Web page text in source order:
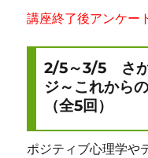
講座終了後アンケー
2/5～3/5 さが
ジ～これから
（全5回）
ポジティブ心理学や